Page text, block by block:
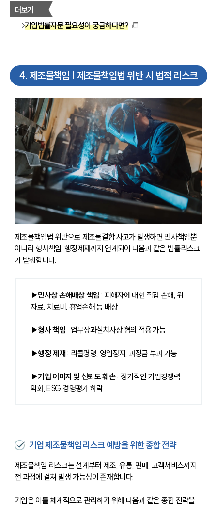
더보기
기업법률자문 필요성이 궁금하다면?
4. 제조물책임 | 제조물책임법 위반 시 법적 리스크
제조물책임법 위반으로 제조물결함 사고가 발생하면 민사책임뿐
아니라 형사책임, 행정제재까지 연계되어 다음과 같은 법률리스크
가 발생합니다.
▶민사상 손해배상 책임 : 피해자에 대한 직접 손해, 위
자료, 치료비, 휴업손해 등 배상
▶형사 책임 : 업무상과실치사상 혐의 적용 가능
▶행정 제재 : 리콜명령, 영업정지, 과징금 부과 가능
▶기업 이미지 및 신뢰도 훼손 : 장기적인 기업경쟁력
악화, ESG 경영평가 하락
기업 제조물책임 리스크 예방을 위한 종합 전략
제조물책임 리스크는 설계부터 제조, 유통, 판매, 고객서비스까지
전 과정에 걸쳐 발생 가능성이 존재합니다.
기업은 이를 체계적으로 관리하기 위해 다음과 같은 종합 전략을